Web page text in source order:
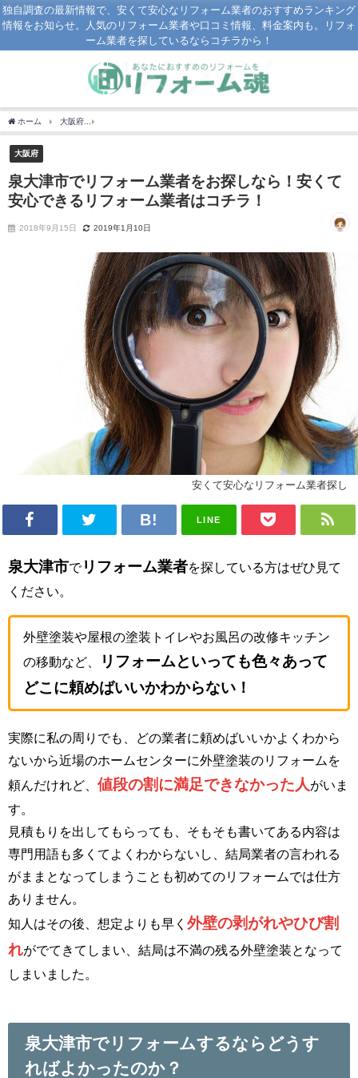
独自調査の最新情報で、安くて安心なリフォーム業者のおすすめランキング
情報をお知らせ。人気のリフォーム業者や口コミ情報、料金案内も。リフォ
ーム業者を探しているならコチラから！
ホーム 大阪府
大阪府
泉大津市でリフォーム業者をお探しなら！安くて
安心できるリフォーム業者はコチラ！
2018年9月15日 2019年1月10日
安くて安心なリフォーム業者探し
LINE
泉大津市でリフォーム業者を探している方はぜひ見て
ください。
外壁塗装や屋根の塗装トイレやお風呂の改修キッチン
の移動など、
リフォームといっても色々あって
どこに頼めばいいかわからない！
実際に私の周りでも、どの業者に頼めばいいかよくわから
ないから近場のホームセンターに外壁塗装のリフォームを
頼んだけれど、 値段の割に満足できなかった人 がいま
す。
見積もりを出してもらっても、そもそも書いてある内容は
専門用語も多くてよくわからないし、結局業者の言われる
がままとなってしまうことも初めてのリフォームでは仕方
ありません。
知人はその後、想定よりも早く 外壁の剥がれやひび割
れがでてきてしまい、結局は不満の残る外壁塗装となって
しまいました。
泉大津市でリフォームするならどうす
ればよかったのか？